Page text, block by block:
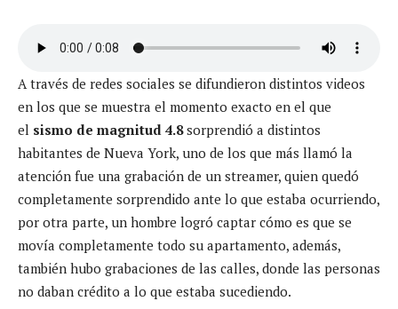
A través de redes sociales se difundieron distintos videos
en los que se muestra el momento exacto en el que
el sismo de magnitud 4.8sorprendió a distintos
habitantes de Nueva York, uno de los que más llamó la
atención fue una grabación de un streamer, quien quedó
completamente sorprendido ante lo que estaba ocurriendo,
por otra parte, un hombre logró captar cómo es que se
movía completamente todo su apartamento, además,
también hubo grabaciones de las calles, donde las personas
no daban crédito a lo que estaba sucediendo.